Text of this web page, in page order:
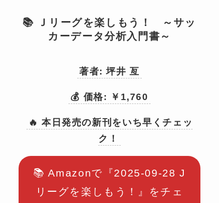
📚 Ｊリーグを楽しもう！ ～サッ
カーデータ分析入門書～
著者: 坪井 亙
💰 価格: ￥1,760
🔥 本日発売の新刊をいち早くチェッ
ク！
📚 Amazonで『2025-09-28 J
リーグを楽しもう！』をチェ